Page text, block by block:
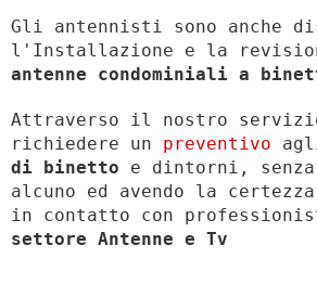
Gli antennisti sono anche
l'Installazione e la
antenne condominiali a
Attraverso il nostro
richiedere un preventivo
di binetto e dintorni, senza
alcuno ed avendo la
in contatto con
settore Antenne e Tv